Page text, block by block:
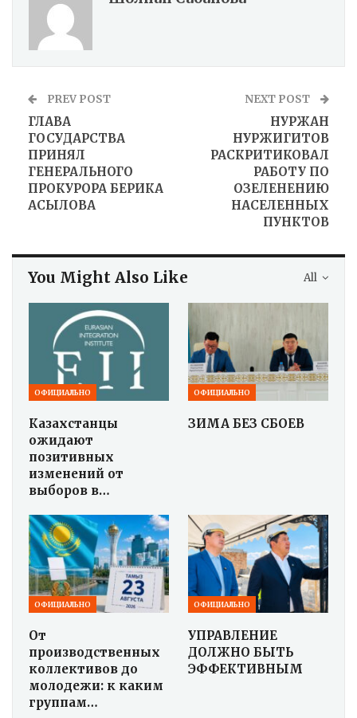
PREV POST
ГЛАВА
ГОСУДАРСТВА
ПРИНЯЛ
ГЕНЕРАЛЬНОГО
ПРОКУРОРА БЕРИКА
АСЫЛОВА
NEXT POST
НУРЖАН
НУРЖИГИТОВ
РАСКРИТИКОВАЛ
РАБОТУ ПО
ОЗЕЛЕНЕНИЮ
НАСЕЛЕННЫХ
ПУНКТОВ
All
You Might Also Like
ОФИЦИАЛЬНО
Казахстанцы
ожидают
позитивных
изменений от
выборов в…
ОФИЦИАЛЬНО
ЗИМА БЕЗ СБОЕВ
ОФИЦИАЛЬНО
От
производственных
коллективов до
молодежи: к каким
группам…
ОФИЦИАЛЬНО
УПРАВЛЕНИЕ
ДОЛЖНО БЫТЬ
ЭФФЕКТИВНЫМ